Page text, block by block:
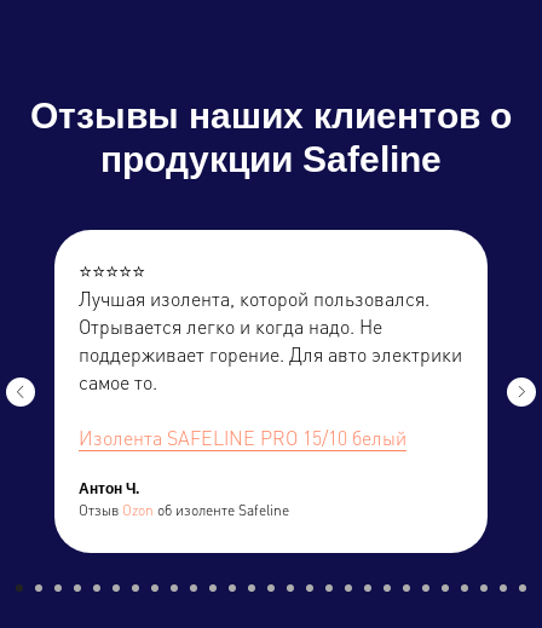
Отзывы наших клиентов о
продукции Safeline
⭐️⭐️⭐️⭐️⭐️
Лучшая изолента, которой пользовался.
Отрывается легко и когда надо. Не
поддерживает горение. Для авто электрики
самое то.
Изолента SAFELINE PRO 15/10 белый
Антон Ч.
Отзыв Ozon об изоленте Safeline